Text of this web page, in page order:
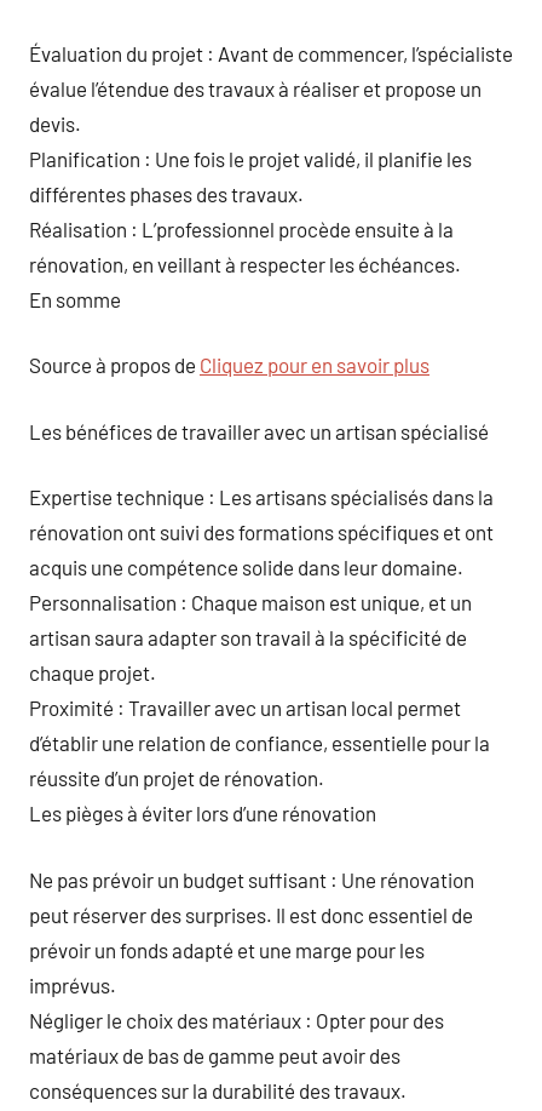
Évaluation du projet : Avant de commencer, l’spécialiste
évalue l’étendue des travaux à réaliser et propose un
devis.
Planification : Une fois le projet validé, il planifie les
différentes phases des travaux.
Réalisation : L’professionnel procède ensuite à la
rénovation, en veillant à respecter les échéances.
En somme
Source à propos de Cliquez pour en savoir plus
Les bénéfices de travailler avec un artisan spécialisé
Expertise technique : Les artisans spécialisés dans la
rénovation ont suivi des formations spécifiques et ont
acquis une compétence solide dans leur domaine.
Personnalisation : Chaque maison est unique, et un
artisan saura adapter son travail à la spécificité de
chaque projet.
Proximité : Travailler avec un artisan local permet
d’établir une relation de confiance, essentielle pour la
réussite d’un projet de rénovation.
Les pièges à éviter lors d’une rénovation
Ne pas prévoir un budget suffisant : Une rénovation
peut réserver des surprises. Il est donc essentiel de
prévoir un fonds adapté et une marge pour les
imprévus.
Négliger le choix des matériaux : Opter pour des
matériaux de bas de gamme peut avoir des
conséquences sur la durabilité des travaux.